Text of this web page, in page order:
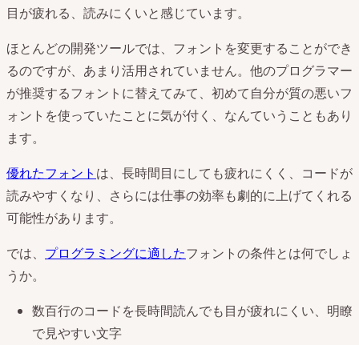
生
目が疲れる、読みにくいと感じています。
ほとんどの開発ツールでは、フォントを変更することができ
るのですが、あまり活用されていません。他のプログラマー
が推奨するフォントに替えてみて、初めて自分が質の悪いフ
ォントを使っていたことに気が付く、なんていうこともあり
ます。
優れたフォント は、長時間目にしても疲れにくく、コードが
読みやすくなり、さらには仕事の効率も劇的に上げてくれる
可能性があります。
では、 プログラミングに適したフォントの条件とは何でしょ
うか。
数百行のコードを長時間読んでも目が疲れにくい、明瞭
で見やすい文字